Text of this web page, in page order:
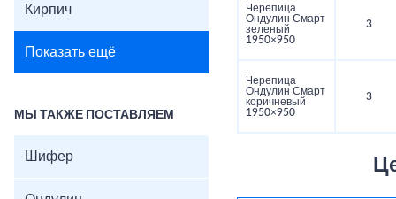
Кирпич
Показать ещё
МЫ ТАКЖЕ ПОСТАВЛЯЕМ
Шифер
Черепица
Ондулин Смарт
зеленый
1950×950
3
Черепица
Ондулин Смарт
коричневый
1950×950
3